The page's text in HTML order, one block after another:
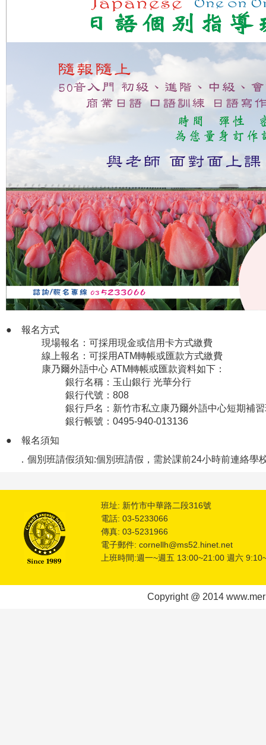
● 報名方式
現場報名：可採用現金或信用卡方式繳費
線上報名：可採用ATM轉帳或匯款方式繳費
康乃爾外語中心 ATM轉帳或匯款資料如下：
銀行名稱：玉山銀行 光華分行
銀行代號：808
銀行戶名：新竹市私立康乃爾外語中心短期補習
銀行帳號：0495-940-013136
●
報名須知
．個別班請假須知:個別班請假，需於課前24小時前連絡
班址: 新竹市中華路二段316號
電話: 03-5233066
傳真: 03-5231966
電子郵件: cornellh@ms52.hinet.net
上班時間:週一~週五 13:00~21:00 週六
Copyright @ 2014